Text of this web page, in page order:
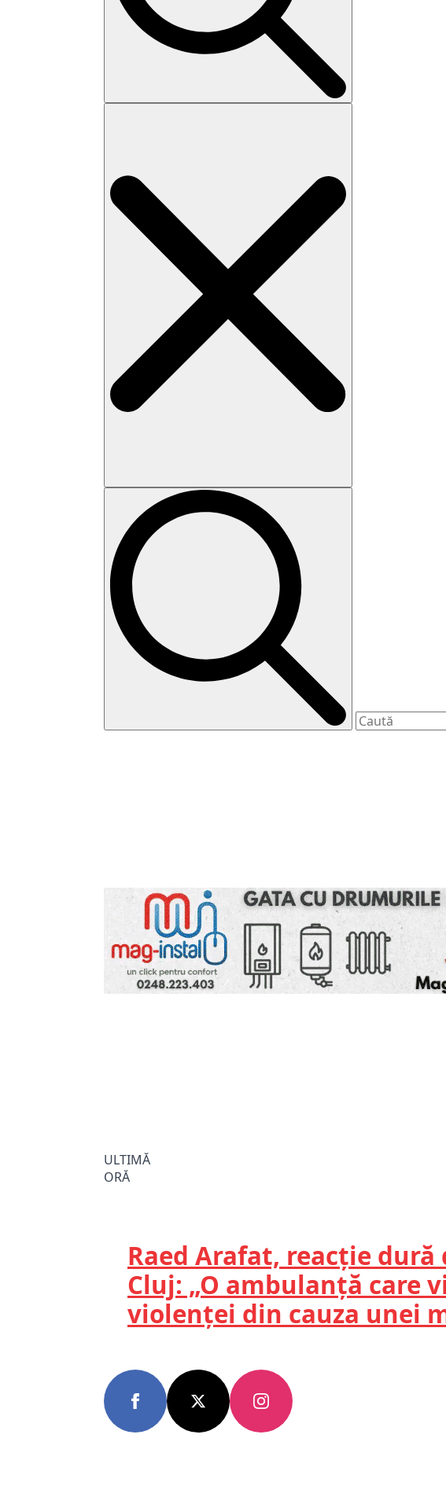
Search
ULTIMĂ
ORĂ
Raed Arafat, reacție
Cluj: „O ambulanță care
violenței din cauza unei